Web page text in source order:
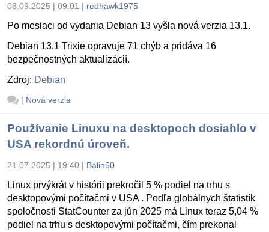
08.09.2025 | 09:01 | redhawk1975
Po mesiaci od vydania Debian 13 vyšla nová verzia 13.1.
Debian 13.1 Trixie opravuje 71 chýb a pridáva 16
bezpečnostných aktualizácií.
Zdroj: Debian
| Nová verzia
Používanie Linuxu na desktopoch dosiahlo v
USA rekordnú úroveň.
21.07.2025 | 19:40 | Balin50
Linux prvýkrát v histórii prekročil 5 % podiel na trhu s
desktopovými počítačmi v USA . Podľa globálnych štatistík
spoločnosti StatCounter za jún 2025 má Linux teraz 5,04 %
podiel na trhu s desktopovými počítačmi, čím prekonal